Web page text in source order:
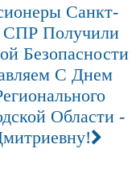
Санкт-
СПР Получили
Безопасности
С Днем
Области -